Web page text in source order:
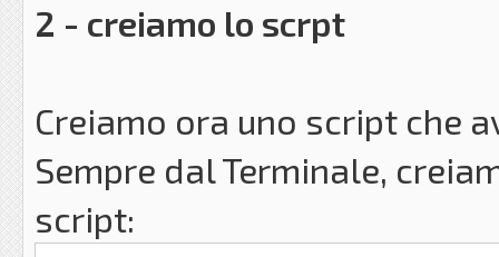
2 - creiamo lo scrpt
Creiamo ora uno script che
Sempre dal Terminale,
script: